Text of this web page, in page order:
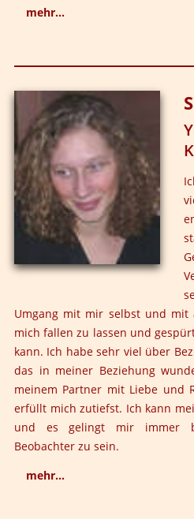
mehr...
fand ich den Mut immer tiefer
und auch meine verletzten
mehr und mehr zu
Gruppe half mir, zu
mit meinen Ängsten,
meiner Scham. Ganz
Schattenarbeit war ein so
meinem Weg. Endlich
musste nichts mehr
endlich durfte ich meine
Das setzte unglaubliche
gebraucht hatte, um eine
Und es ermöglichte eine ganz
ich dadurch wie nebenbei
meiner Stimme. Was
vermochte, ist während des
geschehen: meine Kehle
bekam mehr Tiefe und wurde
ich mir die Erlaubnis
fühlen, meine Gefühle
immer mehr Authentizität
Umgang mit mir selbst und mit
mich fallen zu lassen und
kann. Ich habe sehr viel über
das in meiner Beziehung
meinem Partner mit Liebe und
erfüllt mich zutiefst. Ich kann
und es gelingt mir immer
Beobachter zu sein.
mehr...